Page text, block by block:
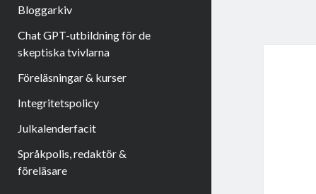
Bloggarkiv
Chat GPT-utbildning för de
skeptiska tvivlarna
Föreläsningar & kurser
Integritetspolicy
Julkalenderfacit
Språkpolis, redaktör &
föreläsare